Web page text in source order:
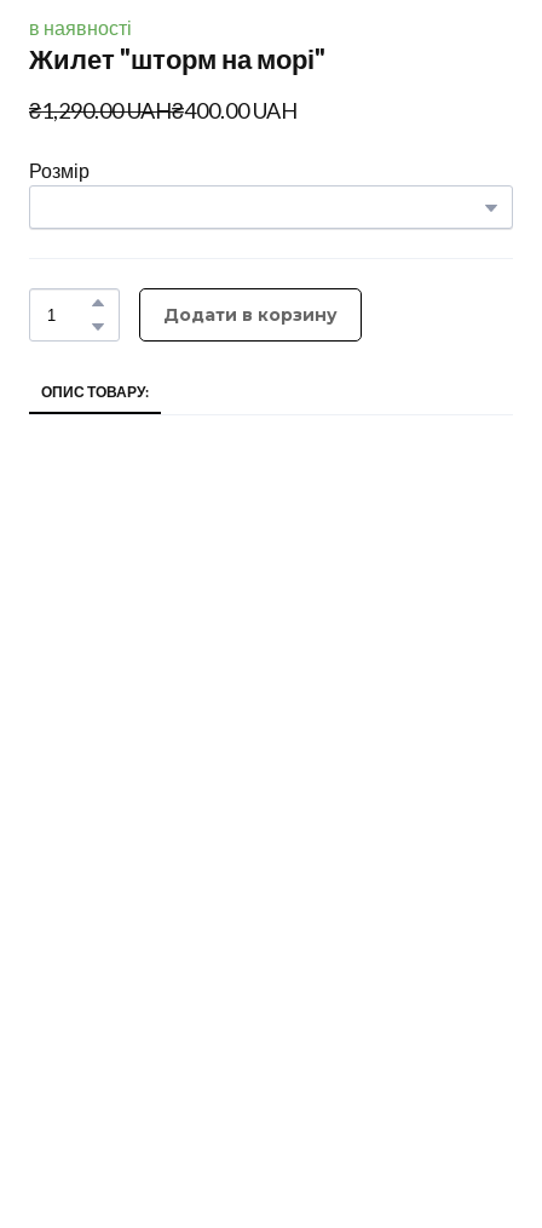
в наявності
Жилет "шторм на морі"
₴1,290.00 UAH₴400.00 UAH
Розмір
Додати в корзину
ОПИС ТОВАРУ: